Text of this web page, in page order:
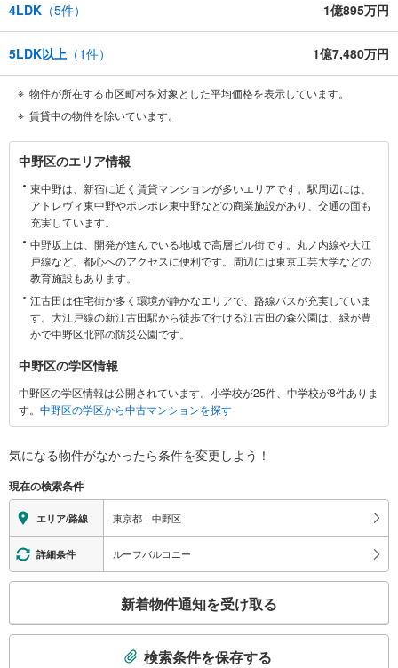
4LDK （5件） 1億895万円
5LDK以上 （1件） 1億7,480万円
物件が所在する市区町村を対象とした平均価格を表示しています。
賃貸中の物件を除いています。
中
野
区
関
す
る
報
中野区のエリア情報
東中野は、新宿に近く賃貸マンションが多いエリアです。駅周辺には、
アトレヴィ東中野やポレポレ東中野などの商業施設があり、交通の面も
充実しています。
中野坂上は、開発が進んでいる地域で高層ビル街です。丸ノ内線や大江
戸線など、都心へのアクセスに便利です。周辺には東京工芸大学などの
教育施設もあります。
江古田は住宅街が多く環境が静かなエリアで、路線バスが充実していま
す。大江戸線の新江古田駅から徒歩で行ける江古田の森公園は、緑が豊
かで中野区北部の防災公園です。
中野区の学区情報
中野区の学区情報は公開されています。小学校が25件、中学校が8件ありま
す。 中野区の学区から中古マンションを探す
気になる物件がなかったら条件を変更しよう！
現在の検索条件
エリア/路線 東京都｜中野区
詳細条件 ルーフバルコニー
検
新着物件通知を受け取る
検索条件を保存する